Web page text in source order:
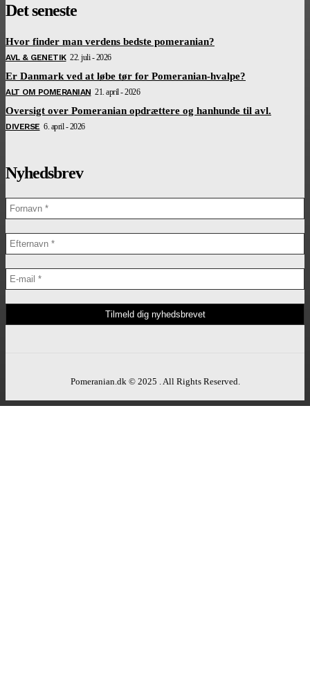
Det seneste
Hvor finder man verdens bedste pomeranian?
AVL & GENETIK 22. juli - 2026
Er Danmark ved at løbe tør for Pomeranian-hvalpe?
ALT OM POMERANIAN 21. april - 2026
Oversigt over Pomeranian opdrættere og hanhunde til avl.
DIVERSE 6. april - 2026
Nyhedsbrev
Pomeranian.dk © 2025 . All Rights Reserved.